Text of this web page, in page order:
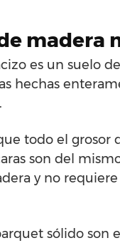
madera
es un suelo
hechas
todo el grosor
son del
y no
sólido son